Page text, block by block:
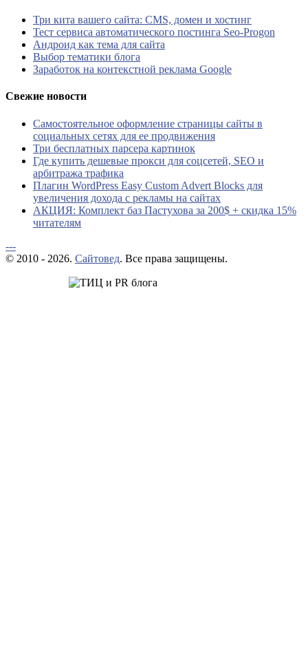
Три кита вашего сайта: CMS, домен и хостинг
Тест сервиса автоматического постинга Seo-Progon
Андроид как тема для сайта
Выбор тематики блога
Заработок на контекстной реклама Google
Свежие новости
Самостоятельное оформление страницы сайты в
социальных сетях для ее продвижения
Три бесплатных парсера картинок
Где купить дешевые прокси для соцсетей, SEO и
арбитража трафика
Плагин WordPress Easy Custom Advert Blocks для
увеличения дохода с рекламы на сайтах
АКЦИЯ: Комплект баз Пастухова за 200$ + скидка 15%
читателям
---
© 2010 - 2026. Сайтовед. Все права защищены.